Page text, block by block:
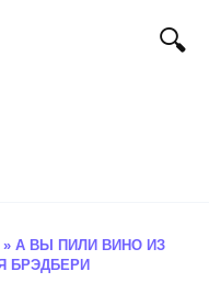
» А ВЫ ПИЛИ ВИНО ИЗ
БРЭДБЕРИ